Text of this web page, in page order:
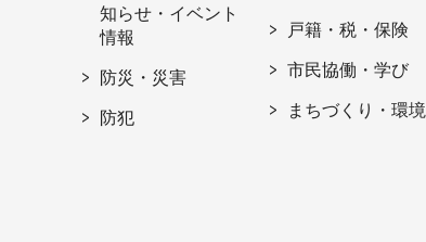
知らせ・イベント
情報
防災・災害
防犯
戸籍・税・保険
市民協働・学び
まちづくり・環境